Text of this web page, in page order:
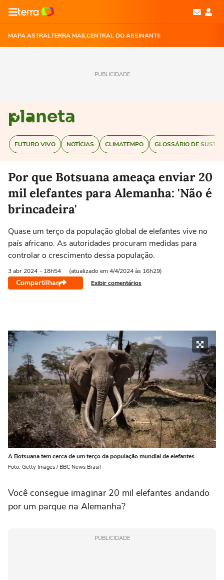
MAPA ASTRALTERRA MAILCENTRAL DO ASSINANTE
PUBLICIDADE
FUTURO VIVO NOTÍCIAS CLIMATEMPO GLOSSÁRIO DE
Por que Botsuana ameaça enviar 20
mil elefantes para Alemanha: 'Não é
brincadeira'
Quase um terço da população global de elefantes vive no
país africano. As autoridades procuram medidas para
controlar o crescimento dessa população.
3 abr 2024 - 18h54 (atualizado em 4/4/2024 às 16h29)
Compartilhar Exibir comentários
A Botsuana tem cerca de um terço da população mundial de elefantes
Foto: Getty Images / BBC News Brasil
Você consegue imaginar 20 mil elefantes andando
por um parque na Alemanha?
PUBLICIDADE